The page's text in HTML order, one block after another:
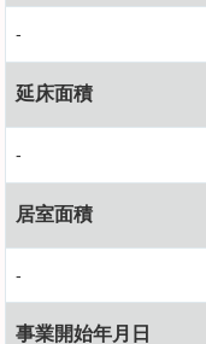
-
延床面積
-
居室面積
-
事業開始年月日